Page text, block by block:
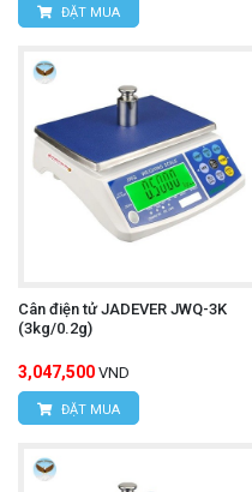
ĐẶT MUA
Cân điện tử JADEVER JWQ-3K
(3kg/0.2g)
3,047,500 VND
ĐẶT MUA